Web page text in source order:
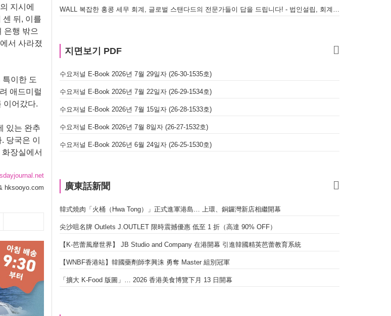
지시에
센 뒤, 이를
은행 밖으
서 사라졌
이한 도
애드미럴
이어갔다.
있는 완추
당국은 이
장실에서
hksooyo.com
WALL 복잡한 홍콩 세무 회계, 글로벌 스탠다드의 전문가들이 답을 드립니다! - 법인설립, 회계, 감사
지면보기 PDF
수요저널 E-Book 2026년 7월 29일자 (26-30-1535호)
수요저널 E-Book 2026년 7월 22일자 (26-29-1534호)
수요저널 E-Book 2026년 7월 15일자 (26-28-1533호)
수요저널 E-Book 2026년 7월 8일자 (26-27-1532호)
수요저널 E-Book 2026년 6월 24일자 (26-25-1530호)
廣東話新聞
韓式燒肉「火桶（Hwa Tong）」正式進軍港島… 上環、銅鑼灣新店相繼開幕
尖沙咀名牌 Outlets J.OUTLET 限時震撼優惠 低至 1 折（高達 90% OFF）
【K-芭蕾風靡世界】 JB Studio and Company 在港開幕 引進韓國精英芭蕾教育系統
【WNBF香港站】韓國藥劑師李興洙 勇奪 Master 組別冠軍
「擴大 K-Food 版圖」… 2026 香港美食博覽下月 13 日開幕